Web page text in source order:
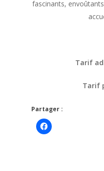
fascinants,
Tarif
Tarif
Partager :
Cliquez
pour